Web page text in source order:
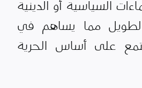
السياسية أو الدينية
مما يساهم في
على أساس الحرية